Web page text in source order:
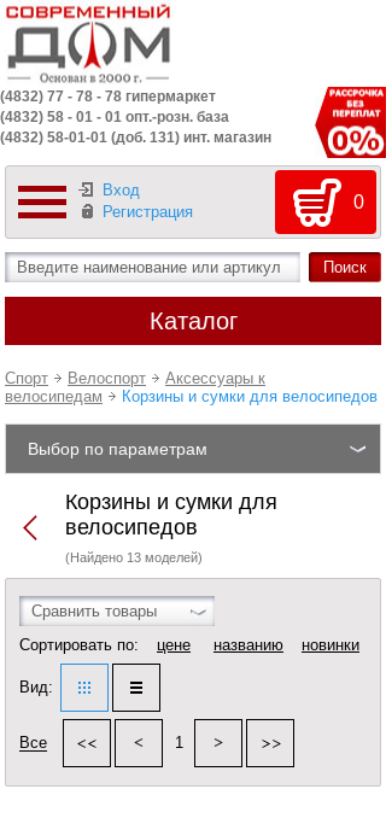
(4832) 77 - 78 - 78 гипермаркет
(4832) 58 - 01 - 01 опт.-розн. база
(4832) 58-01-01 (доб. 131) инт. магазин
Вход
Регистрация
0
Каталог
Спорт Велоспорт
Аксессуары к
велосипедам
Корзины и сумки для велосипедов
Выбор по параметрам
Корзины и сумки для
велосипедов
(Найдено 13 моделей)
Сравнить товары
Сортировать по:
цене названию новинки
Вид:
Все 1